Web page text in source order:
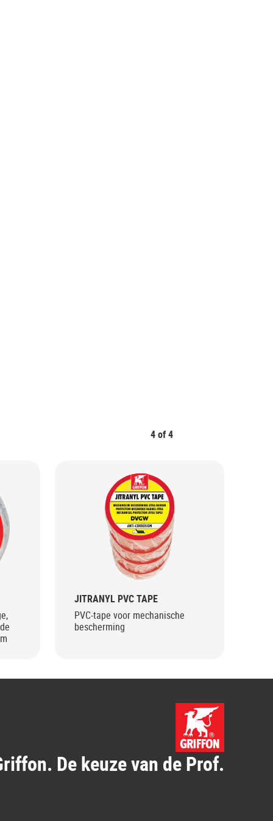
4of4
JITRANYL PVC TAPE
PVC-tape voor mechanische
bescherming
De keuze van de Prof.